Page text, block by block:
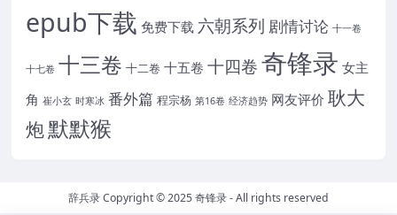
epub下载 免费下载 六朝系列 剧情讨论 十一卷
十七卷 十三卷 十二卷 十五卷 十四卷奇锋录 女主
角 崔小玄 时寒冰 番外篇 程宗杨 第16卷 经济趋势 网友评价 耿大
炮默默猴
辞兵录 Copyright © 2025奇锋录- All rights reserved